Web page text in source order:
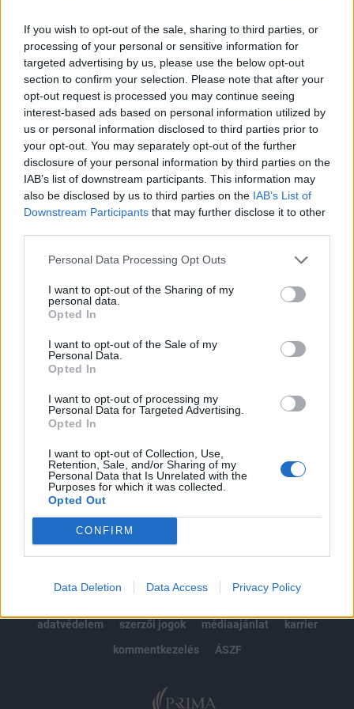
If you wish to opt-out of the sale, sharing to third parties, or
processing of your personal or sensitive information for
targeted advertising by us, please use the below opt-out
section to confirm your selection. Please note that after your
opt-out request is processed you may continue seeing
interest-based ads based on personal information utilized by
us or personal information disclosed to third parties prior to
your opt-out. You may separately opt-out of the further
disclosure of your personal information by third parties on the
IAB’s list of downstream participants. This information may
also be disclosed by us to third parties on the IAB’s List of
Downstream Participants that may further disclose it to other
Personal Data Processing Opt Outs
I want to opt-out of the Sharing of my
personal data.
Opted In
I want to opt-out of the Sale of my
Personal Data.
Opted In
I want to opt-out of processing my
Personal Data for Targeted Advertising.
Opted In
I want to opt-out of Collection, Use,
Retention, Sale, and/or Sharing of my
Personal Data that Is Unrelated with the
Purposes for which it was collected.
Opted Out
CONFIRM
Data Deletion Data Access Privacy Policy
A Mol az utóbbi két évben alacsony kockázatú geológiai
adottságokkal rendelkező régiókban, Norvégiában és Nagy
Britanniában bővítette portfólióját. Bár a Nagy-Britanniához
tartozó északi-tengeri régióban az operáció 30 dolláros
olajár mellett veszteséges, a hazai és a horvát
eszközökben ugyanakkor lát még potenciált Berislav Gaso,
az upstream üzletág vezetője...
KEDVES OLVASÓNK!
regisztrációhoz kötött.
Az előfizetés a következőket tartalmazza:
Portfolio.hu teljes cikkarchívum
kötéslistái
Előfizetés
MÁR ELŐFIZETŐNK VAGY?BEJELENTKEZÉS
adatvédelem
szerzői jogok médiaajánlat
karrier
kommentkezelés
ÁSZF